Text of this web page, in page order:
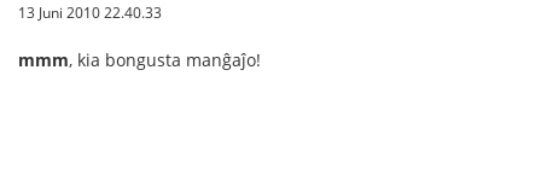
13 Juni 2010 22.40.33
mmm, kia bongusta manĝaĵo!